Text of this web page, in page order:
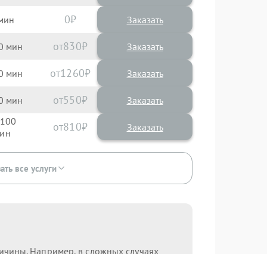
0 Заказать
830
1260
550
100 810
все услуги
Например, в сложных случаях